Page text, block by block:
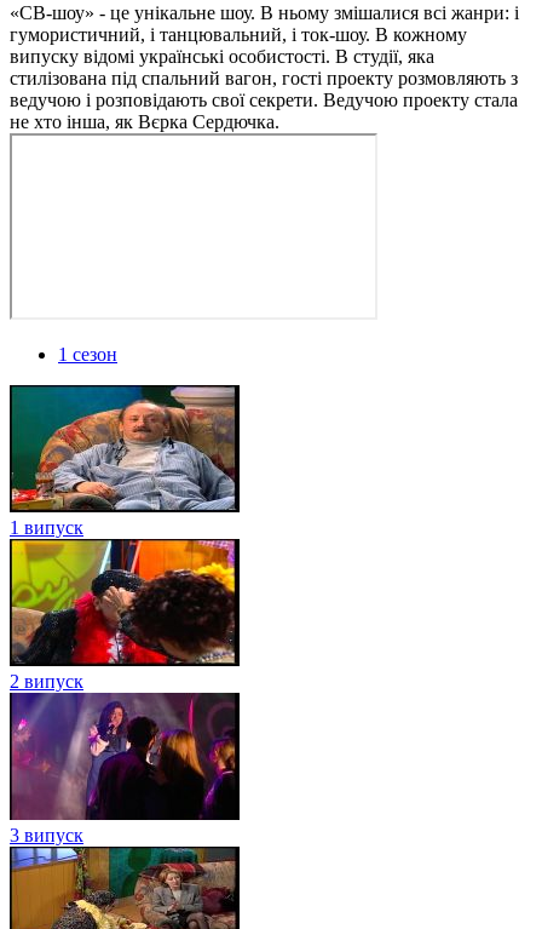
«СВ-шоу» - це унікальне шоу. В ньому змішалися всі жанри: і
гумористичний, і танцювальний, і ток-шоу. В кожному
випуску відомі українські особистості. В студії, яка
стилізована під спальний вагон, гості проекту розмовляють з
ведучою і розповідають свої секрети. Ведучою проекту стала
не хто інша, як Вєрка Сердючка.
1 сезон
1 випуск
2 випуск
3 випуск